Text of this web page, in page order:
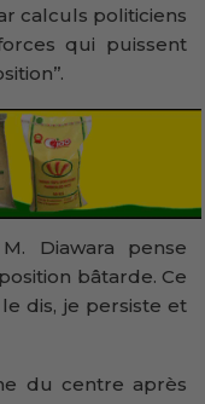
calculs politiciens
qui puissent
Diawara pense
bâtarde. Ce
dis, je persiste et
du centre après